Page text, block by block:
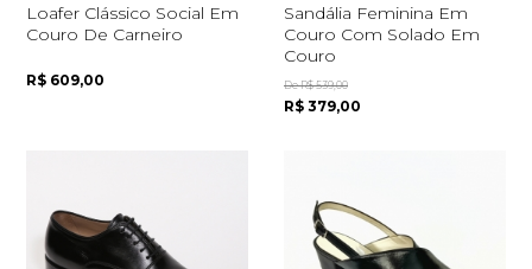
Loafer Clássico Social Em
Couro De Carneiro
R$ 609,00
Sandália Feminina Em
Couro Com Solado Em
Couro
De R$ 539,00
R$ 379,00